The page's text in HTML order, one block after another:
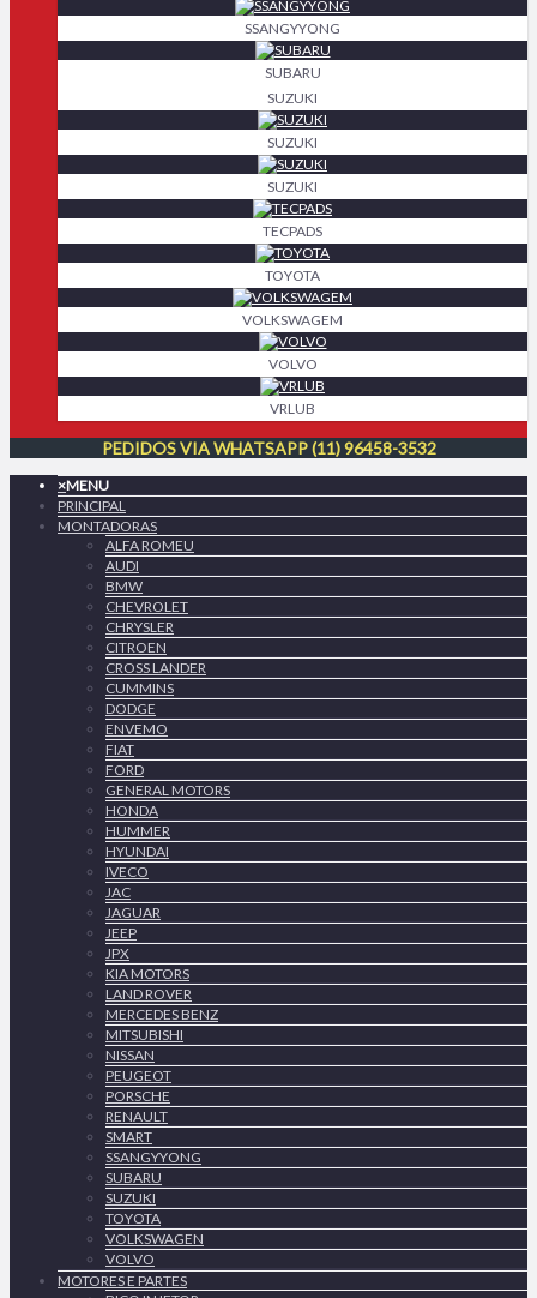
SSANGYYONG
SUBARU
SUZUKI
SUZUKI
SUZUKI
TECPADS
TOYOTA
VOLKSWAGEM
VOLVO
VRLUB
PEDIDOS VIA WHATSAPP (11) 96458-3532
×MENU
PRINCIPAL
MONTADORAS
ALFA ROMEU
AUDI
BMW
CHEVROLET
CHRYSLER
CITROEN
CROSS LANDER
CUMMINS
DODGE
ENVEMO
FIAT
FORD
GENERAL MOTORS
HONDA
HUMMER
HYUNDAI
IVECO
JAC
JAGUAR
JEEP
JPX
KIA MOTORS
LAND ROVER
MERCEDES BENZ
MITSUBISHI
NISSAN
PEUGEOT
PORSCHE
RENAULT
SMART
SSANGYYONG
SUBARU
SUZUKI
TOYOTA
VOLKSWAGEN
VOLVO
MOTORES E PARTES